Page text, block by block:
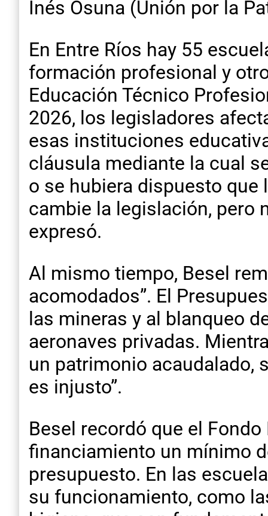
Inés Osuna (Unión por la
En Entre Ríos hay 55
formación profesional y
Educación Técnico
2026, los legisladores
esas instituciones
cláusula mediante la cual
o se hubiera dispuesto que
cambie la legislación, pero
expresó.
Al mismo tiempo, Besel
acomodados”. El
las mineras y al blanqueo
aeronaves privadas.
un patrimonio acaudalado,
es injusto”.
Besel recordó que el
financiamiento un mínimo
presupuesto. En las
su funcionamiento, como